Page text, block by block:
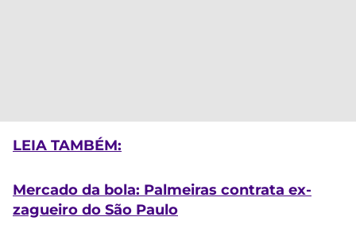
LEIA TAMBÉM:
Mercado da bola: Palmeiras contrata ex-
zagueiro do São Paulo